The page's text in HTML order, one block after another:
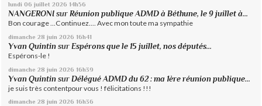
lundi 06 juillet 2026 14h56
NANGERONI surRéunion publique ADMD à Béthune, le 9 juillet à...
Bon courage ...Continuez.... Avec mon toute ma sympathie
dimanche 28 juin 2026 16h41
Yvan Quintin surEspérons que le 15 juillet, nos députés...
Espérons-le !
dimanche 28 juin 2026 16h39
Yvan Quintin surDélégué ADMD du 62 : ma 1ère réunion publique...
je suis très contentpour vous ! félicitations !!!
dimanche 28 juin 2026 16h36